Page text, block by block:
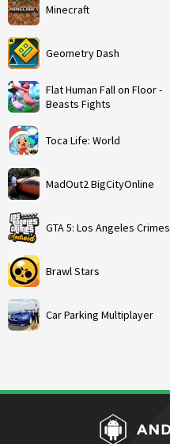
Minecraft
Geometry Dash
Flat Human Fall on Floor -
Beasts Fights
Toca Life: World
MadOut2 BigCityOnline
GTA 5: Los Angeles Crimes
Brawl Stars
Car Parking Multiplayer